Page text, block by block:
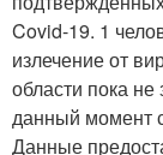
Covid-19. 1
излечение от
области пока
данный момент
Данные